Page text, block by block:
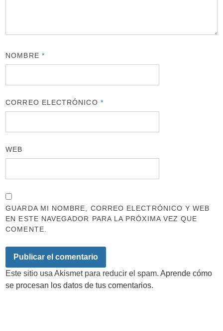
NOMBRE *
CORREO ELECTRÓNICO *
WEB
GUARDA MI NOMBRE, CORREO ELECTRÓNICO Y WEB
EN ESTE NAVEGADOR PARA LA PRÓXIMA VEZ QUE
COMENTE.
Este sitio usa Akismet para reducir el spam.Aprende cómo
se procesan los datos de tus comentarios.